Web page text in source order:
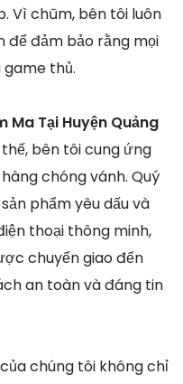
Vì chũm, bên tôi luôn
để đảm bảo rằng mọi
thủ.
Ma Tại Huyện Quảng
bên tôi cung ứng
chóng vánh. Quý
phẩm yêu dấu và
thoại thông minh,
chuyển giao đến
an toàn và đáng tin
chúng tôi không chỉ